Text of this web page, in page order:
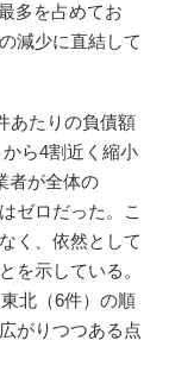
多を占めてお
減少に直結して
あたりの負債額
ら4割近く縮小
者が全体の
ゼロだった。こ
く、依然として
を示している。
北（6件）の順
がりつつある点